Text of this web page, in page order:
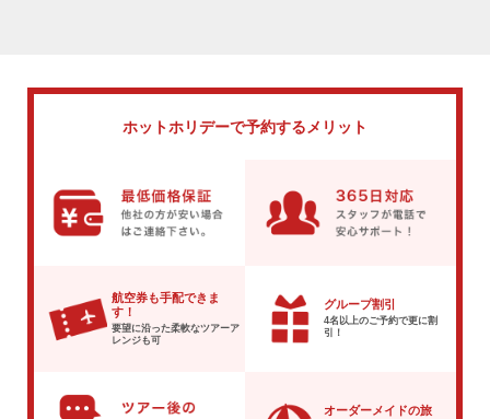
ホットホリデーで予約するメリット
航空券も手配できま
す！
要望に沿った柔軟なツアーア
レンジも可
グループ割引
4名以上のご予約で更に割
引！
オーダーメイドの旅